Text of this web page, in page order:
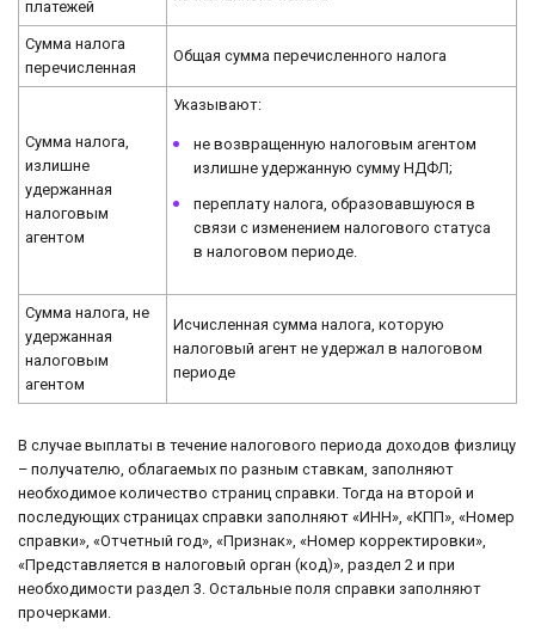
платежей
Сумма налога
перечисленная
Общая сумма перечисленного налога
Сумма налога,
излишне
удержанная
налоговым
агентом
Указывают:
не возвращенную налоговым агентом
излишне удержанную сумму НДФЛ;
переплату налога, образовавшуюся в
связи с изменением налогового статуса
в налоговом периоде.
Сумма налога, не
удержанная
налоговым
агентом
Исчисленная сумма налога, которую
налоговый агент не удержал в налоговом
периоде
В случае выплаты в течение налогового периода доходов физлицу
– получателю, облагаемых по разным ставкам, заполняют
необходимое количество страниц справки. Тогда на второй и
последующих страницах справки заполняют «ИНН», «КПП», «Номер
справки», «Отчетный год», «Признак», «Номер корректировки»,
«Представляется в налоговый орган (код)», раздел 2 и при
необходимости раздел 3. Остальные поля справки заполняют
прочерками.